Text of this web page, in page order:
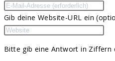
Gib deine Website-URL ein
Bitte gib eine Antwort in Ziffern